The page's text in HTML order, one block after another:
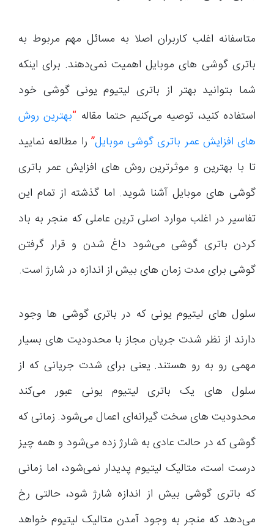
متاسفانه اغلب کاربران اصلا به مسائل مهم مربوط به
باتری گوشی های موبایل اهمیت نمی‌دهند. برای اینکه
شما بتوانید بهتر از باتری لیتیوم یونی گوشی خود
استفاده کنید، توصیه می‌کنیم حتما مقاله “بهترین روش
های افزایش عمر باتری گوشی موبایل” را مطالعه نمایید
تا با بهترین و موثرترین روش های افزایش عمر باتری
گوشی های موبایل آشنا شوید. اما گذشته از تمام این
تفاسیر در اغلب موارد اصلی ترین عاملی که منجر به باد
کردن باتری گوشی می‌شود داغ شدن و قرار گرفتن
گوشی برای مدت زمان های بیش از اندازه در شارژ است.
سلول های لیتیوم یونی که در باتری گوشی ها وجود
دارند از نظر شدت جریان مجاز با محدودیت های بسیار
مهمی رو به رو هستند. یعنی برای شدت جریانی که از
سلول های یک باتری لیتیوم یونی عبور می‌کند
محدودیت های سخت گیرانه‌ای اعمال می‌شود. زمانی که
گوشی که در حالت عادی به شارژ زده می‌شود و همه چیز
درست است، متالیک لیتیوم پدیدار نمی‌شود، اما زمانی
که باتری گوشی بیش از اندازه شارژ شود، حالتی رخ
می‌دهد که منجر به وجود آمدن متالیک لیتیوم خواهد